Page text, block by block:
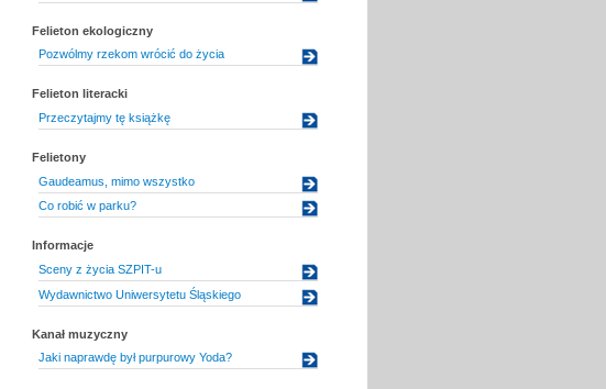
Felieton ekologiczny
Pozwólmy rzekom wrócić do życia
Felieton literacki
Przeczytajmy tę książkę
Felietony
Gaudeamus, mimo wszystko
Co robić w parku?
Informacje
Sceny z życia SZPIT-u
Wydawnictwo Uniwersytetu Śląskiego
Kanał muzyczny
Jaki naprawdę był purpurowy Yoda?